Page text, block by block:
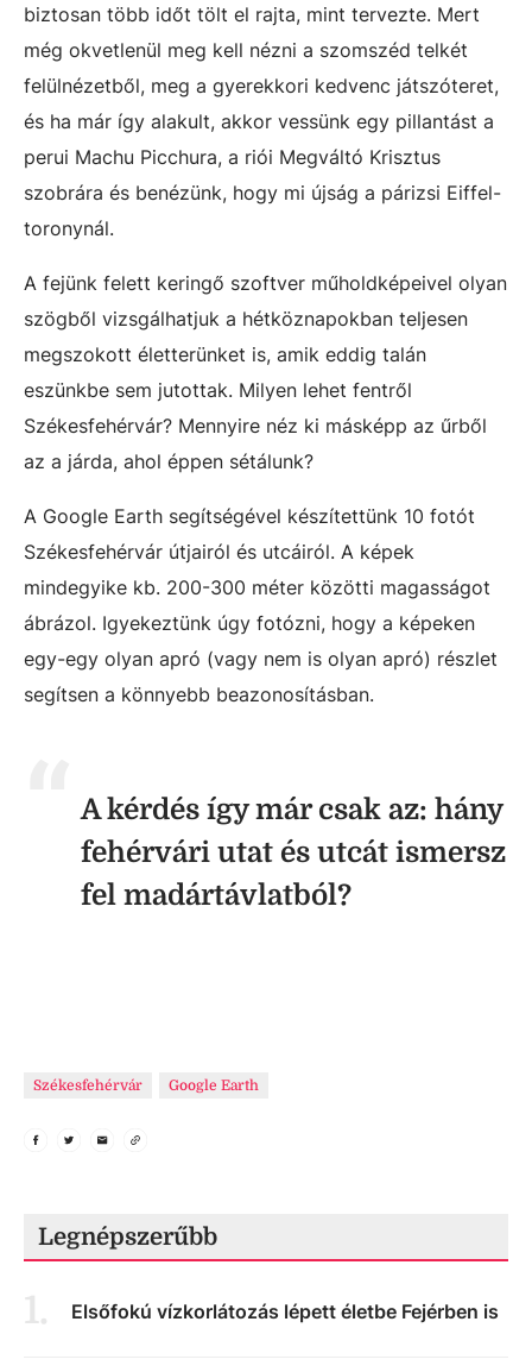
biztosan több időt tölt el rajta, mint tervezte. Mert
még okvetlenül meg kell nézni a szomszéd telkét
felülnézetből, meg a gyerekkori kedvenc játszóteret,
és ha már így alakult, akkor vessünk egy pillantást a
perui Machu Picchura, a riói Megváltó Krisztus
szobrára és benézünk, hogy mi újság a párizsi Eiffel-
toronynál.
A fejünk felett keringő szoftver műholdképeivel olyan
szögből vizsgálhatjuk a hétköznapokban teljesen
megszokott életterünket is, amik eddig talán
eszünkbe sem jutottak. Milyen lehet fentről
Székesfehérvár? Mennyire néz ki másképp az űrből
az a járda, ahol éppen sétálunk?
A Google Earth segítségével készítettünk 10 fotót
Székesfehérvár útjairól és utcáiról. A képek
mindegyike kb. 200-300 méter közötti magasságot
ábrázol. Igyekeztünk úgy fotózni, hogy a képeken
egy-egy olyan apró (vagy nem is olyan apró) részlet
segítsen a könnyebb beazonosításban.
A kérdés így már csak az: hány
fehérvári utat és utcát ismersz
fel madártávlatból?
Székesfehérvár Google Earth
Legnépszerűbb
1. Elsőfokú vízkorlátozás lépett életbe Fejérben is